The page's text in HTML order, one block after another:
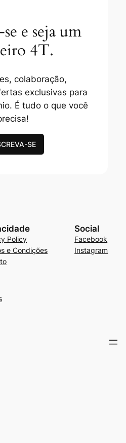
e seja um
4T.
colaboração,
exclusivas para
É tudo o que você
SE
Policy
e Condições
Social
Facebook
Instagram